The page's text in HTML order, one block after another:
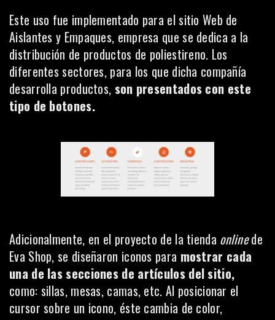
Este uso fue implementado para el sitio Web de
Aislantes y Empaques, empresa que se dedica a la
distribución de productos de poliestireno. Los
diferentes sectores, para los que dicha compañía
desarrolla productos, son presentados con este
tipo de botones.
Adicionalmente, en el proyecto de la tienda onlinede
Eva Shop, se diseñaron iconos para mostrar cada
una de las secciones de artículos del sitio,
como: sillas, mesas, camas, etc. Al posicionar el
cursor sobre un icono, éste cambia de color,